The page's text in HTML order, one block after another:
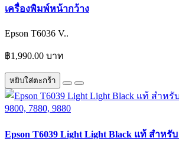
เครื่องพิมพ์หน้ากว้าง
Epson T6036 V..
฿1,990.00 บาท
หยิบใส่ตะกร้า
Epson T6039 Light Light Black แท้ สำหรับ